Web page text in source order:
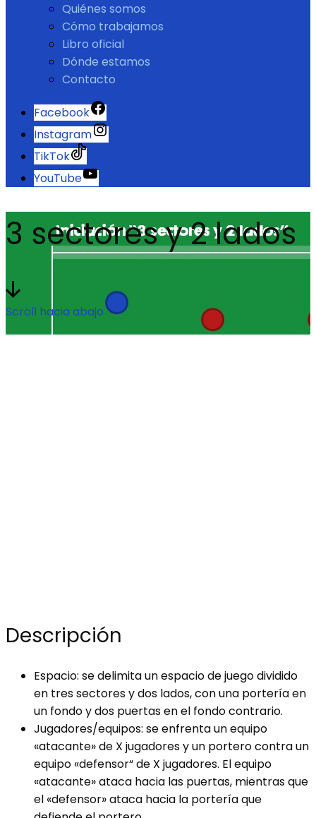
Quiénes somos
Cómo trabajamos
Libro oficial
Dónde estamos
Contacto
Facebook
Instagram
TikTok
YouTube
3 sectores y 2 lados
Scroll hacia abajo
Descripción
Espacio: se delimita un espacio de juego dividido
en tres sectores y dos lados, con una portería en
un fondo y dos puertas en el fondo contrario.
Jugadores/equipos: se enfrenta un equipo
«atacante» de X jugadores y un portero contra un
equipo «defensor“ de X jugadores. El equipo
«atacante» ataca hacia las puertas, mientras que
el «defensor» ataca hacia la portería que